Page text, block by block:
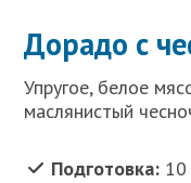
Дорадо с
Упругое, белое
маслянистый
Подготовка: